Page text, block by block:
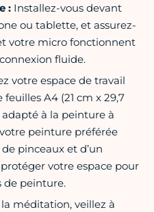
: Installez-vous devant
ou tablette, et assurez-
votre micro fonctionnent
fluide.
votre espace de travail
A4 (21 cm x 29,7
à la peinture à
votre peinture préférée
pinceaux et d’un
votre espace pour
de peinture.
méditation, veillez à